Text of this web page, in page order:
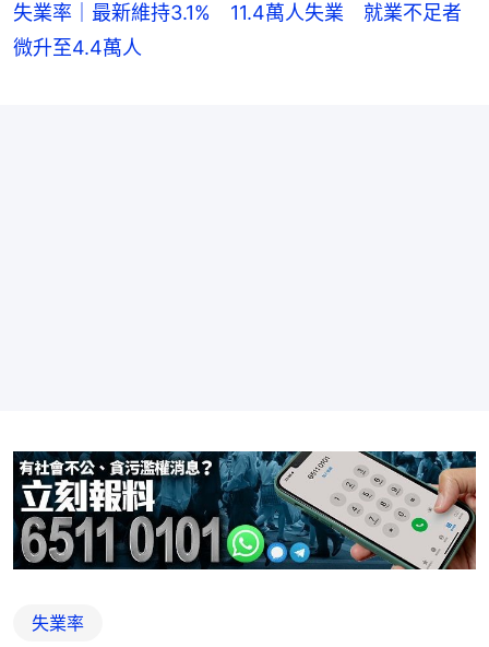
失業率｜最新維持3.1% 11.4萬人失業 就業不足者
微升至4.4萬人
失業率